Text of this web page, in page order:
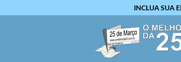
INCLUA SUA